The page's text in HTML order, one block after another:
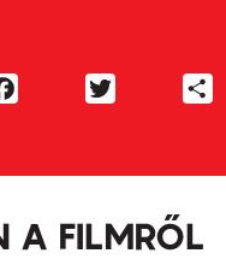
Facebook
A FILMRŐL